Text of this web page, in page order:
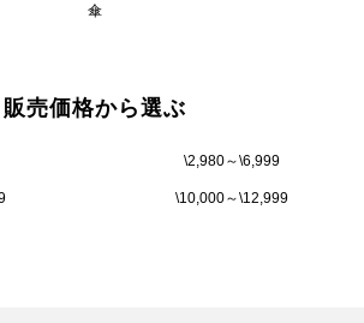
傘
販売価格から選ぶ
\2,980～\6,999
\10,000～\12,999